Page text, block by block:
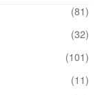
(81)
(32)
(101)
(11)